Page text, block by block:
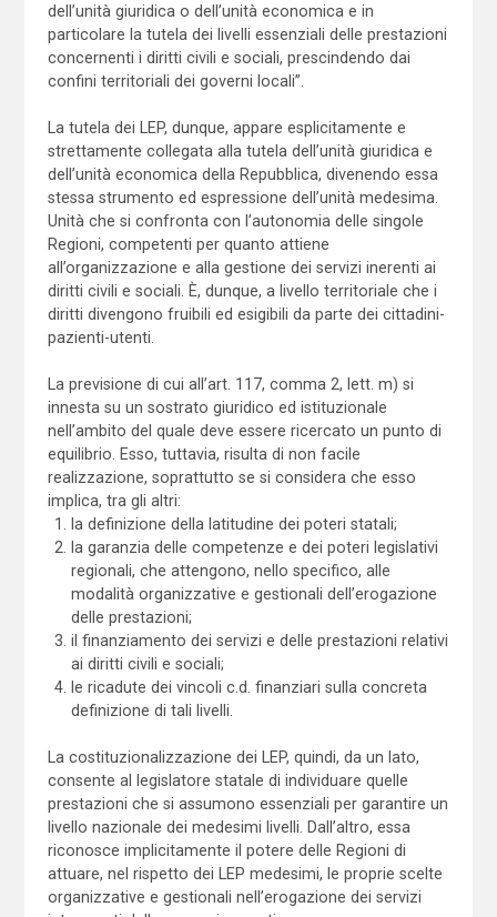
dell’unità giuridica o dell’unità economica e in
particolare la tutela dei livelli essenziali delle prestazioni
concernenti i diritti civili e sociali, prescindendo dai
confini territoriali dei governi locali”.
La tutela dei LEP, dunque, appare esplicitamente e
strettamente collegata alla tutela dell’unità giuridica e
dell’unità economica della Repubblica, divenendo essa
stessa strumento ed espressione dell’unità medesima.
Unità che si confronta con l’autonomia delle singole
Regioni, competenti per quanto attiene
all’organizzazione e alla gestione dei servizi inerenti ai
diritti civili e sociali. È, dunque, a livello territoriale che i
diritti divengono fruibili ed esigibili da parte dei cittadini-
pazienti-utenti.
La previsione di cui all’art. 117, comma 2, lett. m) si
innesta su un sostrato giuridico ed istituzionale
nell’ambito del quale deve essere ricercato un punto di
equilibrio. Esso, tuttavia, risulta di non facile
realizzazione, soprattutto se si considera che esso
implica, tra gli altri:
la definizione della latitudine dei poteri statali;
la garanzia delle competenze e dei poteri legislativi
regionali, che attengono, nello specifico, alle
modalità organizzative e gestionali dell’erogazione
delle prestazioni;
il finanziamento dei servizi e delle prestazioni relativi
ai diritti civili e sociali;
le ricadute dei vincoli c.d. finanziari sulla concreta
definizione di tali livelli.
La costituzionalizzazione dei LEP, quindi, da un lato,
consente al legislatore statale di individuare quelle
prestazioni che si assumono essenziali per garantire un
livello nazionale dei medesimi livelli. Dall’altro, essa
riconosce implicitamente il potere delle Regioni di
attuare, nel rispetto dei LEP medesimi, le proprie scelte
organizzative e gestionali nell’erogazione dei servizi